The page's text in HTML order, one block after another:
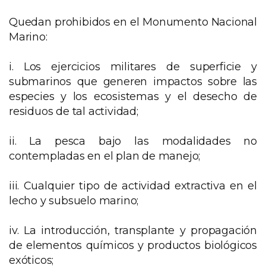
Quedan prohibidos en el Monumento Nacional
Marino:
i. Los ejercicios militares de superficie y
submarinos que generen impactos sobre las
especies y los ecosistemas y el desecho de
residuos de tal actividad;
ii. La pesca bajo las modalidades no
contempladas en el plan de manejo;
iii. Cualquier tipo de actividad extractiva en el
lecho y subsuelo marino;
iv. La introducción, transplante y propagación
de elementos químicos y productos biológicos
exóticos;